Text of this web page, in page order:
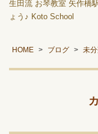
生田流 お琴教室 矢作橋
ょう♪ Koto School
HOME ブログ 未